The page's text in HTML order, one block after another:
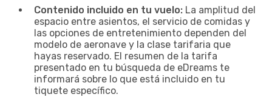
Contenido incluido en tu vuelo: La amplitud del
espacio entre asientos, el servicio de comidas y
las opciones de entretenimiento dependen del
modelo de aeronave y la clase tarifaria que
hayas reservado. El resumen de la tarifa
presentado en tu búsqueda de eDreams te
informará sobre lo que está incluido en tu
tiquete específico.